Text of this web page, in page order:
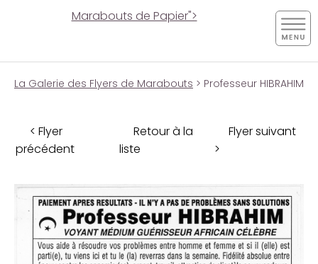
Marabouts de Papier">
La Galerie des Flyers de Marabouts > Professeur HIBRAHIM
< Flyer
précédent
Retour à la
liste
Flyer suivant
>